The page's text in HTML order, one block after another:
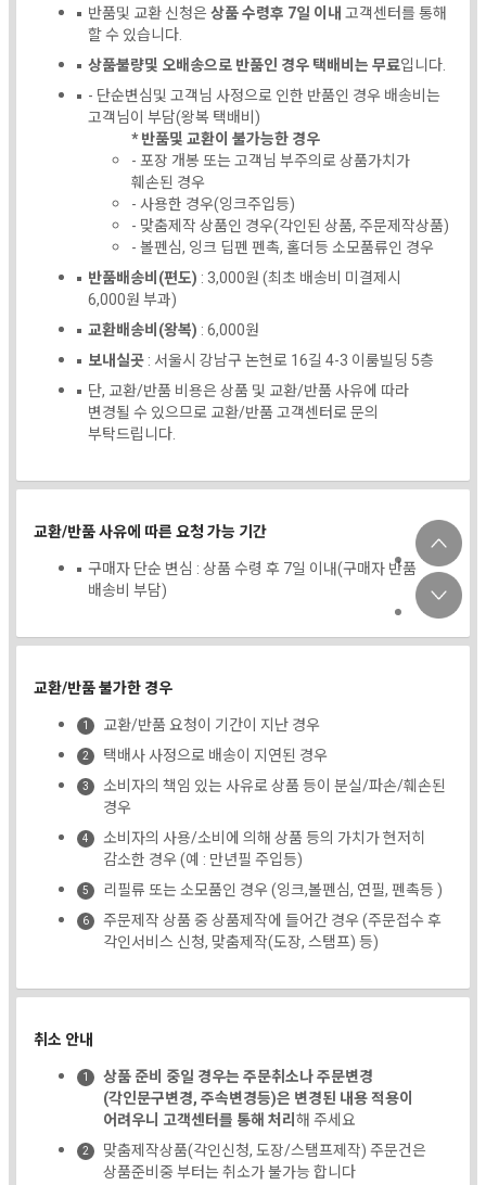
반품및 교환 신청은상품 수령후 7일 이내고객센터를 통해
할 수 있습니다.
상품불량및 오배송으로 반품인 경우 택배비는 무료입니다.
- 단순변심및 고객님 사정으로 인한 반품인 경우 배송비는
고객님이 부담(왕복 택배비)
* 반품및 교환이 불가능한 경우
- 포장 개봉 또는 고객님 부주의로 상품가치가
훼손된 경우
- 사용한 경우(잉크주입등)
- 맞춤제작 상품인 경우(각인된 상품, 주문제작상품)
- 볼펜심, 잉크 딥펜 펜촉, 홀더등 소모품류인 경우
반품배송비(편도) : 3,000원 (최초 배송비 미결제시
6,000원 부과)
교환배송비(왕복) : 6,000원
보내실곳: 서울시 강남구 논현로 16길 4-3 이룸빌딩 5층
단, 교환/반품 비용은 상품 및 교환/반품 사유에 따라
변경될 수 있으므로 교환/반품 고객센터로 문의
부탁드립니다.
교환/반품 사유에 따른 요청 가능 기간
구매자 단순 변심 : 상품 수령 후 7일 이내(구매자 반품
배송비 부담)
교환/반품 불가한 경우
교환/반품 요청이 기간이 지난 경우
택배사 사정으로 배송이 지연된 경우
소비자의 책임 있는 사유로 상품 등이 분실/파손/훼손된
경우
소비자의 사용/소비에 의해 상품 등의 가치가 현저히
감소한 경우 (예 : 만년필 주입등)
리필류 또는 소모품인 경우 (잉크,볼펜심, 연필, 펜촉등 )
주문제작 상품 중 상품제작에 들어간 경우 (주문접수 후
각인서비스 신청, 맞춤제작(도장, 스탬프) 등)
취소 안내
상품 준비 중일 경우는 주문취소나 주문변경
(각인문구변경, 주속변경등)은 변경된 내용 적용이
어려우니 고객센터를 통해 처리해 주세요
맞춤제작상품(각인신청, 도장/스탬프제작) 주문건은
상품준비중 부터는 취소가 불가능 합니다